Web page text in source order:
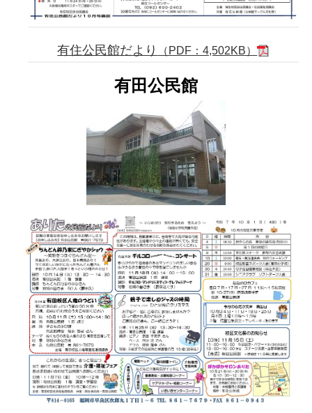
有住公民館だより （PDF：4,502KB）
有田公民館